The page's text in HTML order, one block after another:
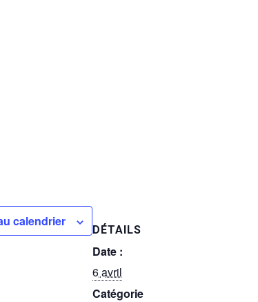
calendrier
DÉTAILS
Date :
6 avril
Catégorie